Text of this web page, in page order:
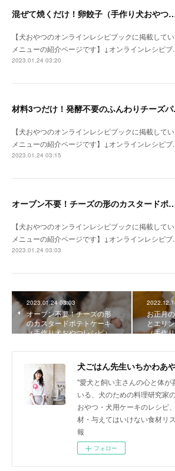
混ぜて焼くだけ！卵餃子（手
【犬おやつのオンラインレシピブックに掲載して
メニューの紹介ページです】↓オンラインレシピ
2023.01.24 03:20
材料3つだ
【犬おやつのオンラインレシピブックに掲載して
メニューの紹介ページです】↓オンラインレシピ
2023.01.24 03:15
オーブン不要！チーズの形のカスタードポテ
【犬おやつのオンラインレシピブックに掲載して
メニューの紹介ページです】↓オンラインレシピ
2023.01.24 03:03
2023.01.24 03:03
オーブン不要！チーズの形
のカスタードポテトケーキ
（手作り犬おやつレシピ）
お正月
とエリ
（手作
"愛犬と飼い主さんの心と体が
いる、犬のための料理研究家
おやつ・犬用ケーキのレシピ
材・与えてはいけない食材リ
報
フォロー